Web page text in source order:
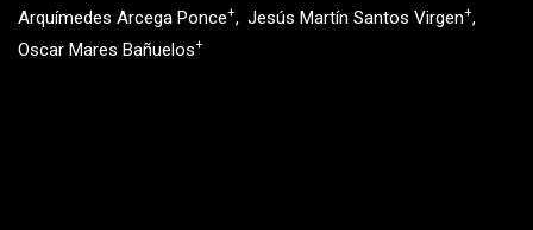
Arquímedes Arcega Ponce+ Jesús Martín Santos Virgen+
Oscar Mares Bañuelos+